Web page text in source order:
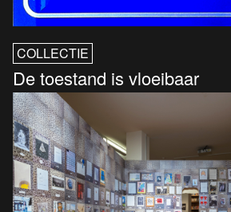
COLLECTIE
De toestand is vloeibaar